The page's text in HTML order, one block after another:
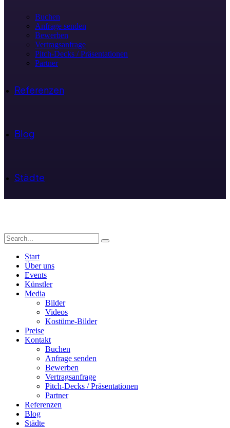
Buchen
Anfrage senden
Bewerben
Vertragsanfrage
Pitch-Decks / Präsentationen
Partner
Referenzen
Blog
Städte
Start
Über uns
Events
Künstler
Media
Bilder
Videos
Kostüme-Bilder
Preise
Kontakt
Buchen
Anfrage senden
Bewerben
Vertragsanfrage
Pitch-Decks / Präsentationen
Partner
Referenzen
Blog
Städte